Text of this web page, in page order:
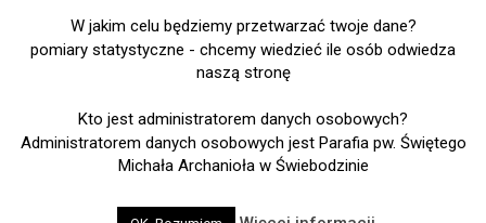
W jakim celu będziemy przetwarzać twoje dane?
pomiary statystyczne - chcemy wiedzieć ile osób odwiedza
naszą stronę
Kto jest administratorem danych osobowych?
Administratorem danych osobowych jest Parafia pw. Świętego
Michała Archanioła w Świebodzinie